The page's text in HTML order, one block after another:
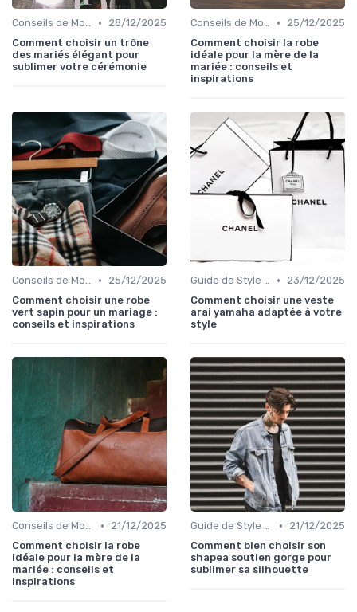
Conseils de Mode pour Toutes les Occasions •
28/12/2025
Comment choisir un trône
des mariés élégant pour
sublimer votre cérémonie
Conseils de Mode pour Toutes les Occasions •
25/12/2025
Comment choisir la robe
idéale pour la mère de la
mariée : conseils et
inspirations
Conseils de Mode pour Toutes les Occasions •
25/12/2025
Comment choisir une robe
vert sapin pour un mariage :
conseils et inspirations
Guide de Style Personnel •
23/12/2025
Comment choisir une veste
arai yamaha adaptée à votre
style
Conseils de Mode pour Toutes les Occasions •
21/12/2025
Comment choisir la robe
idéale pour la mère de la
mariée : conseils et
inspirations
Guide de Style Personnel •
21/12/2025
Comment bien choisir son
shapea soutien gorge pour
sublimer sa silhouette